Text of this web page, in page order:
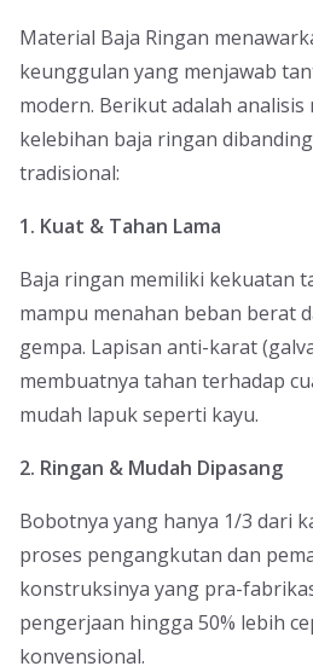
Material Baja Ringan
keunggulan yang menjawab
modern. Berikut adalah
kelebihan baja ringan
tradisional:
1. Kuat & Tahan Lama
Baja ringan memiliki kekuatan
mampu menahan beban berat
gempa. Lapisan anti-karat
membuatnya tahan terhadap
mudah lapuk seperti kayu.
2. Ringan & Mudah Dipasang
Bobotnya yang hanya 1/3 dari
proses pengangkutan dan
konstruksinya yang pra-
pengerjaan hingga 50% lebih
konvensional.